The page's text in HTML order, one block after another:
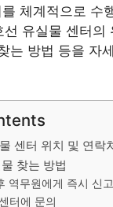
체계적으로 수
선 유실물 센터의
는 방법 등을 자
센터 위치 및 연락
찾는 방법
역무원에게 즉시 신고
터에 문의